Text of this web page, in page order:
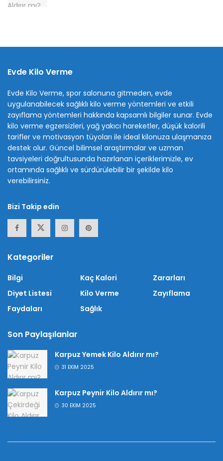
Evde Kilo Verme
Evde Kilo Verme, spor salonuna gitmeden, evde
uygulanabilecek sağlıklı kilo verme yöntemleri ve etkili
zayıflama yöntemleri hakkında kapsamlı bilgiler sunar. Evde
kilo verme egzersizleri, yağ yakıcı hareketler, düşük kalorili
tarifler ve motivasyon tüyoları ile ideal kilonuza ulaşmanıza
destek olur. Güncel bilimsel araştırmalar ve uzman
tavsiyeleri doğrultusunda hazırlanan içeriklerimizle, ev
ortamında sağlıklı ve sürdürülebilir bir şekilde kilo
verebilirsiniz.
Bizi Takip edin
Kategoriler
Bilgi
Diyet Listesi
Faydaları
Kaç Kalori
Kilo Verme
Sağlık
Zararları
Zayıflama
Son Paylaşılanlar
Karpuz Yemek Kilo Aldırır mı?
31 EKIM 2025
Karpuz Peynir Kilo Aldırır mı?
30 EKIM 2025